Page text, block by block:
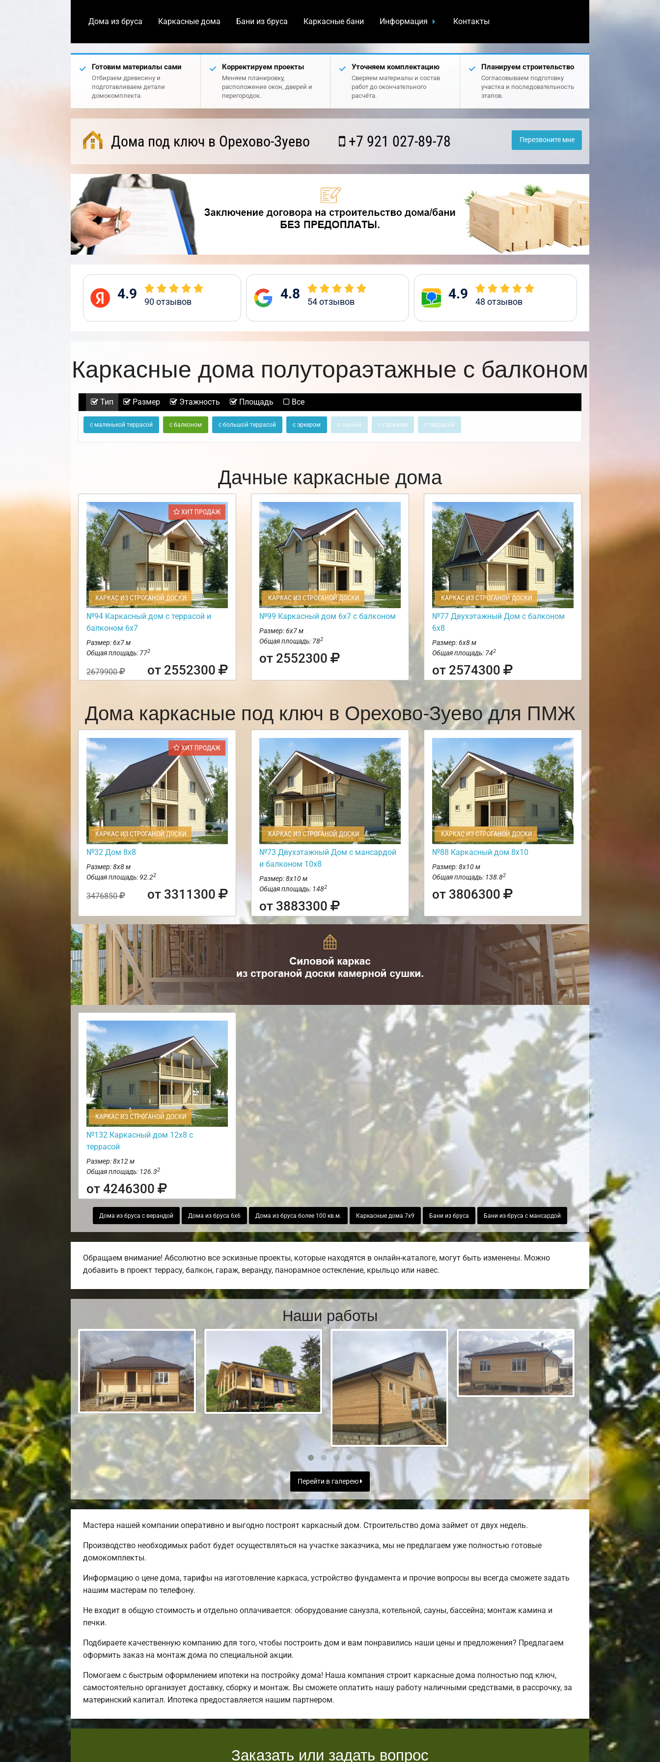
Дома из бруса Каркасные дома Бани из бруса Каркасные бани Информация Контакты
Готовим материалы сами
Отбираем древесину и
подготавливаем детали
домокомплекта.
Корректируем проекты
Меняем планировку,
расположение окон, дверей и
перегородок.
Уточняем комплектацию
Сверяем материалы и состав
работ до окончательного
расчёта.
Планируем строительство
Согласовываем подготовку
участка и последовательность
этапов.
Дома под ключ в Орехово-Зуево +7 921 027-89-78 Перезвоните мне
4.9 90отзывов 4.8 54отзывов 4.9 48 отзывов
Каркасные дома полутораэтажные с балконом
Тип Размер Этажность Площадь Все
с маленькой террасой с балконом с большой террасой с эркером с сауной с гаражом с террасой
Дачные каркасные дома
ХИТ ПРОДАЖ
КАРКАС ИЗ СТРОГАНОЙ ДОСКИ
№94 Каркасный дом с террасой и
балконом 6х7
Размер: 6х7 м
Общая площадь: 772
2679900 от 2552300
КАРКАС ИЗ СТРОГАНОЙ ДОСКИ
№99 Каркасный дом 6х7 с балконом
Размер: 6х7 м
Общая площадь: 782
от 2552300
КАРКАС ИЗ СТРОГАНОЙ ДОСКИ
№77 Двухэтажный Дом с балконом
6х8
Размер: 6х8 м
Общая площадь: 742
от 2574300
Дома каркасные под ключ в Орехово-Зуево для ПМЖ
ХИТ ПРОДАЖ
КАРКАС ИЗ СТРОГАНОЙ ДОСКИ
№32 Дом 8х8
Размер: 8х8 м
Общая площадь: 92.22
3476850 от 3311300
КАРКАС ИЗ СТРОГАНОЙ ДОСКИ
№73 Двухэтажный Дом с мансардой
и балконом 10х8
Размер: 8х10 м
Общая площадь: 1482
от 3883300
КАРКАС ИЗ СТРОГАНОЙ ДОСКИ
№88 Каркасный дом 8х10
Размер: 8х10 м
Общая площадь: 138.82
от 3806300
КАРКАС ИЗ СТРОГАНОЙ ДОСКИ
№132 Каркасный дом 12х8 с
террасой
Размер: 8х12 м
Общая площадь: 126.32
от 4246300
Дома из бруса с верандой Дома из бруса 6х6 Дома из бруса более 100 кв.м. Каркасные дома 7х9 Бани из бруса Бани из бруса с мансардой
Обращаем внимание! Абсолютно все эскизные проекты, которые находятся в онлайн-каталоге, могут быть изменены. Можно
добавить в проект террасу, балкон, гараж, веранду, панорамное остекление, крыльцо или навес.
Наши работы
Перейти в галерею
Мастера нашей компании оперативно и выгодно построят каркасный дом. Строительство дома займет от двух недель.
Производство необходимых работ будет осуществляться на участке заказчика, мы не предлагаем уже полностью готовые
домокомплекты.
Информацию о цене дома, тарифы на изготовление каркаса, устройство фундамента и прочие вопросы вы всегда сможете задать
нашим мастерам по телефону.
Не входит в общую стоимость и отдельно оплачивается: оборудование санузла, котельной, сауны, бассейна; монтаж камина и
печки.
Подбираете качественную компанию для того, чтобы построить дом и вам понравились наши цены и предложения? Предлагаем
оформить заказ на монтаж дома по специальной акции.
Помогаем с быстрым оформлением ипотеки на постройку дома! Наша компания строит каркасные дома полностью под ключ,
самостоятельно организует доставку, сборку и монтаж. Вы сможете оплатить нашу работу наличными средствами, в рассрочку, за
материнский капитал. Ипотека предоставляется нашим партнером.
Заказать или задать вопрос